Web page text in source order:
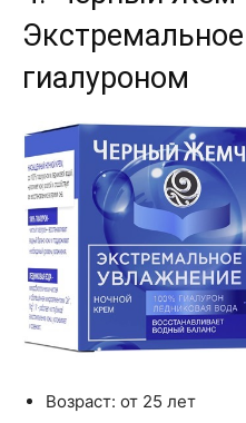
гиалуроном
Возраст: от 25 лет